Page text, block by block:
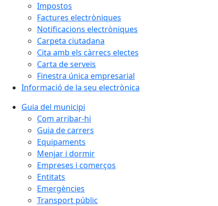
Impostos
Factures electròniques
Notificacions electròniques
Carpeta ciutadana
Cita amb els càrrecs electes
Carta de serveis
Finestra única empresarial
Informació de la seu electrònica
Guia del municipi
Com arribar-hi
Guia de carrers
Equipaments
Menjar i dormir
Empreses i comerços
Entitats
Emergències
Transport públic